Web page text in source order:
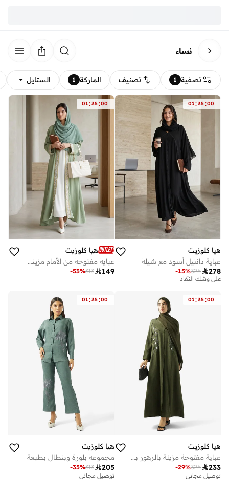
نساء
تصفية 1 تصنيف الماركة 1 الستايل
01:35:00
هيا كلوزيت
عباية دانتيل أسود مع شيلة
278
326
-15%
توصيل مجاني
على وشك النفاد
توصيل مجاني
01:35:00
هيا كلوزيت
عباية مفتوحة من الأمام مزينة بالدانتيل برقبة عالية
149
313
-53%
01:35:00
هيا كلوزيت
عباية مفتوحة مزينة بالزهور بياقة مطوية
233
326
-29%
توصيل مجاني
01:35:00
هيا كلوزيت
مجموعة بلوزة وبنطال بطبعة
205
313
-35%
توصيل مجاني